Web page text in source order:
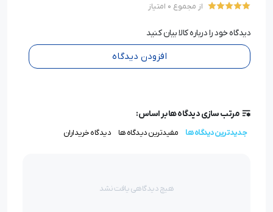
از مجموع 0 امتیاز
دیدگاه خود را درباره کالا بیان کنید
افزودن دیدگاه
مرتب سازی دیدگاه ها بر اساس:
جدیدترین دیدگاه ها مفیدترین دیدگاه ها دیدگاه خریداران
هیچ دیدگاهی یافت نشد